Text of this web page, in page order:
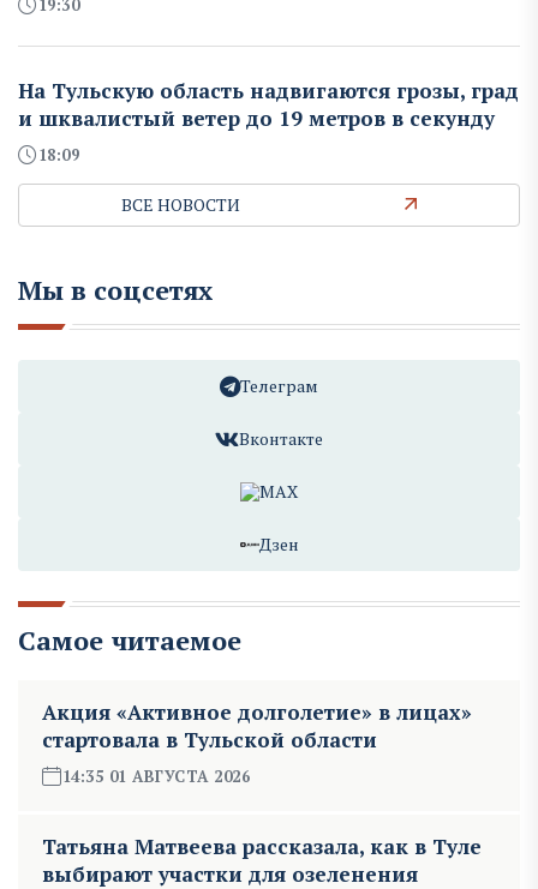
19:30
На Тульскую область надвигаются грозы, град
и шквалистый ветер до 19 метров в секунду
18:09
ВСЕ НОВОСТИ
Мы в соцсетях
Телеграм
Вконтакте
MAX
Дзен
Самое читаемое
Акция «Активное долголетие» в лицах»
стартовала в Тульской области
14:35 01 АВГУСТА 2026
Татьяна Матвеева рассказала, как в Туле
выбирают участки для озеленения